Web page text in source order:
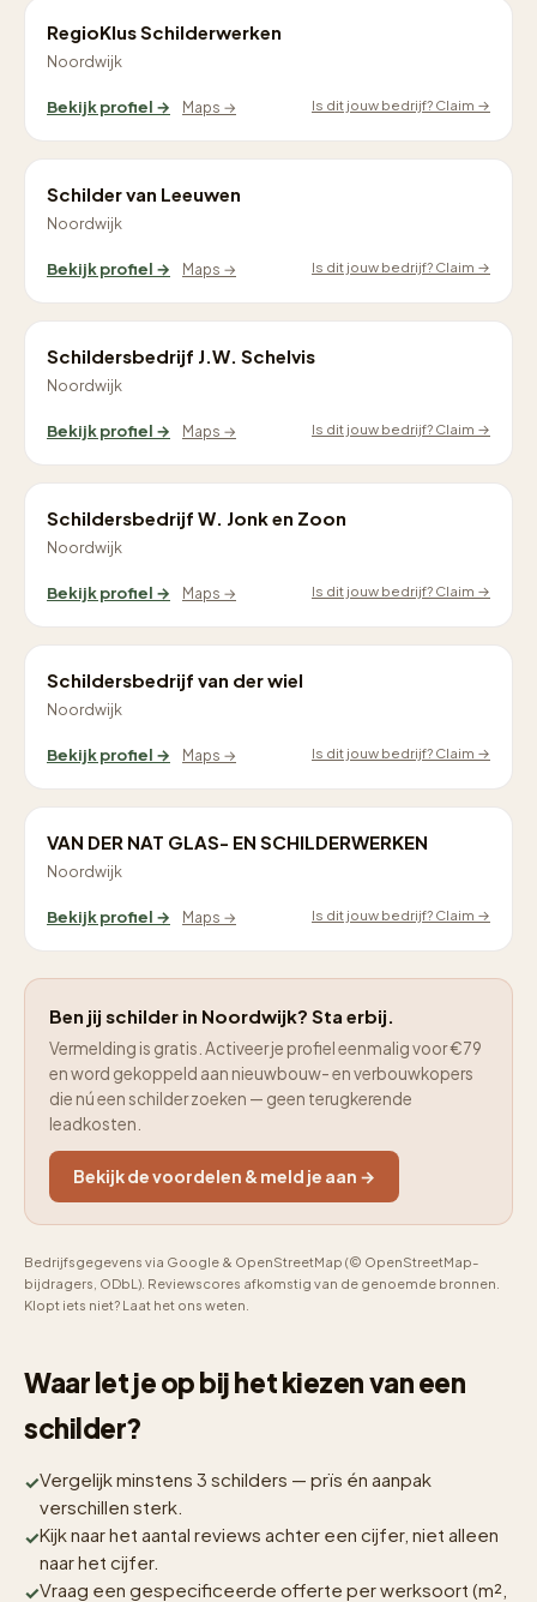
RegioKlus Schilderwerken
Noordwijk
Bekijk profiel → Maps → Is dit jouw bedrijf? Claim →
Schilder van Leeuwen
Noordwijk
Bekijk profiel → Maps → Is dit jouw bedrijf? Claim →
Schildersbedrijf J.W. Schelvis
Noordwijk
Bekijk profiel → Maps → Is dit jouw bedrijf? Claim →
Schildersbedrijf W. Jonk en Zoon
Noordwijk
Bekijk profiel → Maps → Is dit jouw bedrijf? Claim →
Schildersbedrijf van der wiel
Noordwijk
Bekijk profiel → Maps → Is dit jouw bedrijf? Claim →
VAN DER NAT GLAS- EN SCHILDERWERKEN
Noordwijk
Bekijk profiel → Maps → Is dit jouw bedrijf? Claim →
Ben jij schilder in Noordwijk? Sta erbij.
Vermelding is gratis. Activeer je profiel eenmalig voor €79
en word gekoppeld aan nieuwbouw- en verbouwkopers
die nú een schilder zoeken — geen terugkerende
leadkosten.
Bekijk de voordelen & meld je aan →
Bedrijfsgegevens via Google & OpenStreetMap (© OpenStreetMap-
bijdragers, ODbL). Reviewscores afkomstig van de genoemde bronnen.
Klopt iets niet? Laat het ons weten.
Waar let je op bij het kiezen van een
schilder?
Vergelijk minstens 3 schilders — prïs én aanpak
verschillen sterk.
Kijk naar het aantal reviews achter een cijfer, niet alleen
naar het cijfer.
Vraag een gespecificeerde offerte per werksoort (m²,